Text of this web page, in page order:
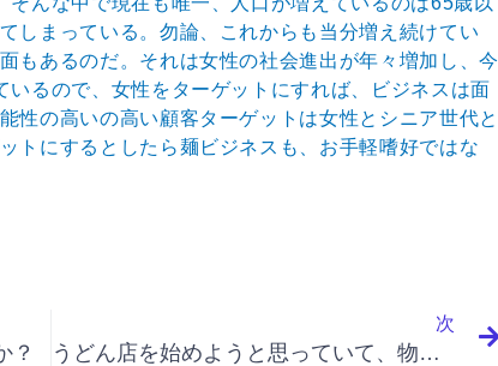
しまっている。勿論、これからも当分増え続けてい
もあるのだ。それは女性の社会進出が年々増加し、今
るので、女性をターゲットにすれば、ビジネスは面
性の高いの高い顧客ターゲットは女性とシニア世代と
トにするとしたら麺ビジネスも、お手軽嗜好ではな
？
次
うどん店を始めようと思っていて、物件は決まっているのですが、 何から始めれば良いでしょうか？